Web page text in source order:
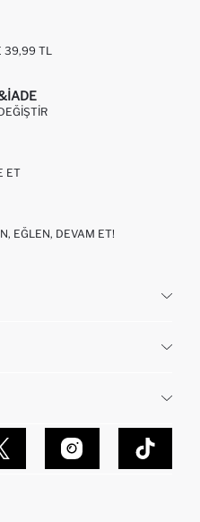
39,99 TL
ET
EĞLEN, DEVAM ET!